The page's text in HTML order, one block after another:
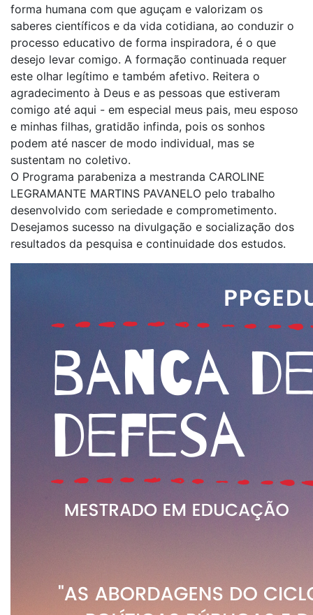
forma humana com que aguçam e valorizam os
saberes científicos e da vida cotidiana, ao conduzir o
processo educativo de forma inspiradora, é o que
desejo levar comigo. A formação continuada requer
este olhar legítimo e também afetivo. Reitera o
agradecimento à Deus e as pessoas que estiveram
comigo até aqui - em especial meus pais, meu esposo
e minhas filhas, gratidão infinda, pois os sonhos
podem até nascer de modo individual, mas se
sustentam no coletivo.
O Programa parabeniza a mestranda CAROLINE
LEGRAMANTE MARTINS PAVANELO pelo trabalho
desenvolvido com seriedade e comprometimento.
Desejamos sucesso na divulgação e socialização dos
resultados da pesquisa e continuidade dos estudos.